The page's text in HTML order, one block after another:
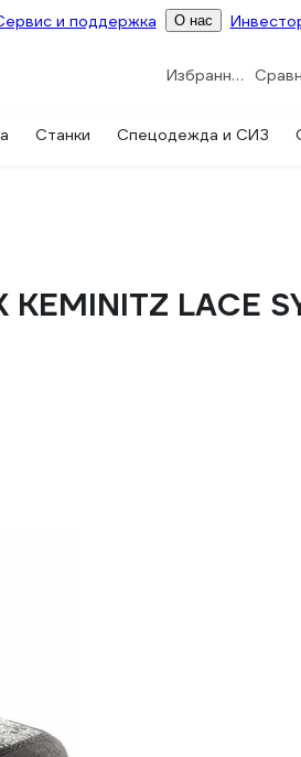
и поддержка О нас
Избранное
Станки Спецодежда и СИЗ
LACE